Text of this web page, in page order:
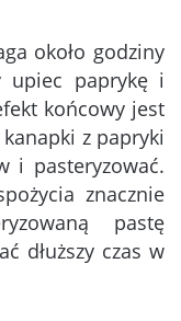
około godziny
upiec paprykę i
końcowy jest
z papryki
i pasteryzować.
znacznie
pastę
dłuższy czas w